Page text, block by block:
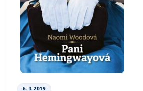
6. 3. 2019